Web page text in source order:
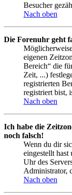
Besucher
Nach oben
Die Forenuhr geht
eigenen
Bereich“ die
Zeit, ...)
registrierten
registriert bist,
Nach oben
Ich habe die
noch falsch!
Wenn du dir
eingestellt
Uhr des
Administrator,
Nach oben